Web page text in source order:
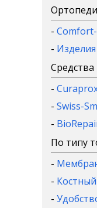
-
-
Средства
-
- Swiss-
-
По типу
-
-
-